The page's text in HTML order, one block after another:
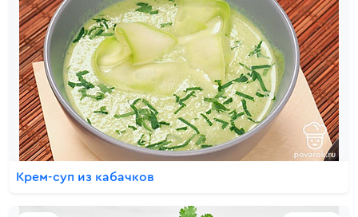
Крем-суп из кабачков